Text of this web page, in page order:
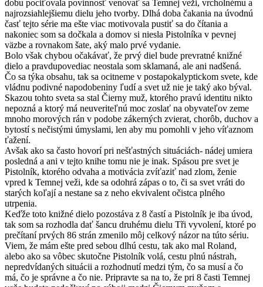
dobu pociťovala povinnosť venovať sa Temnej veži, vrcholnému a
najrozsiahlejšiemu dielu jeho tvorby. Dlhá doba čakania na úvodnú
časť tejto série ma ešte viac motivovala pustiť sa do čítania a
nakoniec som sa dočkala a domov si niesla Pistolníka v pevnej
väzbe a rovnakom šate, aký malo prvé vydanie.
Bolo však chybou očakávať, že prvý diel bude prevratné knižné
dielo a pravdupovediac neostala som sklamaná, ale ani nadšená.
Čo sa týka obsahu, tak sa ocitneme v postapokalyptickom svete, kde
vládnu podivné napodobeniny ľudí a svet už nie je taký ako býval.
Skazou tohto sveta sa stal Čierny muž, ktorého pravú identitu nikto
nepozná a ktorý má neuveriteľnú moc zoslať na obyvateľov zeme
mnoho morových rán v podobe zákerných zvierat, chorôb, duchov a
bytostí s nečistými úmyslami, len aby mu pomohli v jeho víťaznom
ťažení.
Avšak ako sa často hovorí pri nešťastných situáciách- nádej umiera
posledná a ani v tejto knihe tomu nie je inak. Spásou pre svet je
Pistolník, ktorého odvaha a motivácia zvíťaziť nad zlom, ženie
vpred k Temnej veži, kde sa odohrá zápas o to, či sa svet vráti do
starých koľají a nestane sa z neho ekvivalent očistca plného
utrpenia.
Keďže toto knižné dielo pozostáva z 8 častí a Pistolník je iba úvod,
tak som sa rozhodla dať šancu druhému dielu Tři vyvolení, ktoré po
prečítaní prvých 86 strán zmenilo môj celkový názor na túto sériu.
Viem, že mám ešte pred sebou dlhú cestu, tak ako mal Roland,
alebo ako sa vôbec skutočne Pistolník volá, cestu plnú nástrah,
nepredvídaných situácii a rozhodnutí medzi tým, čo sa musí a čo
má, čo je správne a čo nie. Pripravte sa na to, že pri 8 časti Temnej